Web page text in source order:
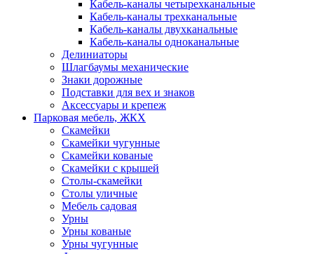
Кабель-каналы четырехканальные
Кабель-каналы трехканальные
Кабель-каналы двухканальные
Кабель-каналы одноканальные
Делиниаторы
Шлагбаумы механические
Знаки дорожные
Подставки для вех и знаков
Аксессуары и крепеж
Парковая мебель, ЖКХ
Скамейки
Скамейки чугунные
Скамейки кованые
Скамейки с крышей
Столы-скамейки
Столы уличные
Мебель садовая
Урны
Урны кованые
Урны чугунные